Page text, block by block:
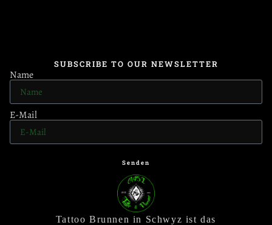
SUBSCRIBE TO OUR NEWSLETTER
Name
E-Mail
Senden
Tattoo Brunnen in Schwyz ist das